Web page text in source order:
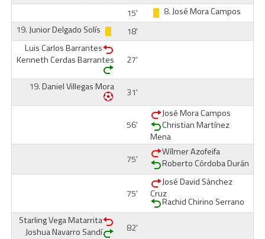
15'
8.José Mora Campos
19.Junior Delgado Solís
18'
Luis Carlos Barrantes
Kenneth Cerdas Barrantes
27'
19.Daniel Villegas Mora 31'
56'
José Mora Campos
Christian Martínez
Mena
75'
Wílmer Azofeifa
Roberto Córdoba Durán
75'
José David Sánchez
Cruz
Rachid Chirino Serrano
Starling Vega Matarrita
Joshua Navarro Sandí
82'